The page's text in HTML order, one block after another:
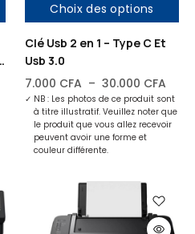
Choix des options
Out of stock
Clé Usb 2 en 1 – Type C Et
Usb 3.0
7.000 CFA – 30.000 CFA
✓ NB : Les photos de ce produit sont
à titre illustratif. Veuillez noter que
le produit que vous allez recevoir
peuvent avoir une forme et
couleur différente.